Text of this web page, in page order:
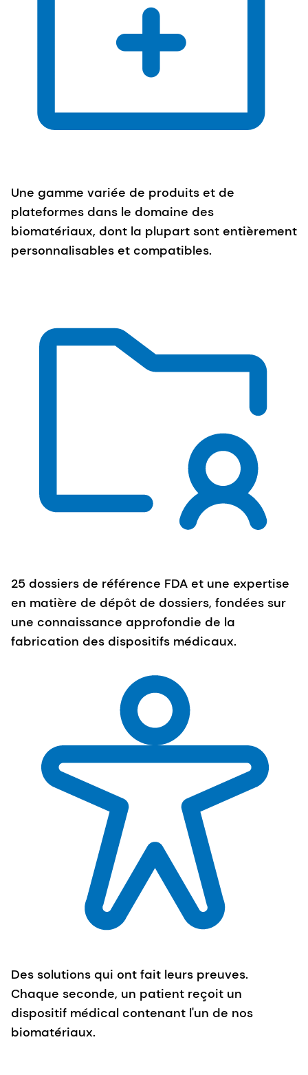
Une gamme variée de produits et de
plateformes dans le domaine des
biomatériaux, dont la plupart sont entièrement
personnalisables et compatibles.
25 dossiers de référence FDA et une expertise
en matière de dépôt de dossiers, fondées sur
une connaissance approfondie de la
fabrication des dispositifs médicaux.
Des solutions qui ont fait leurs preuves.
Chaque seconde, un patient reçoit un
dispositif médical contenant l'un de nos
biomatériaux.